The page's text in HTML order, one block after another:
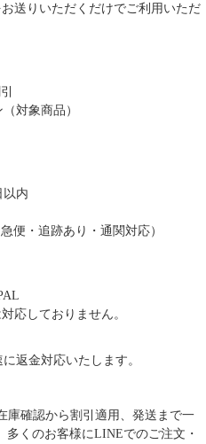
送りいただくだけでご利用いただ
対象商品）
以内
便・追跡あり・通関対応）
応しておりません。
返金対応いたします。
庫確認から割引適用、発送まで一
くのお客様にLINEでのご注文・